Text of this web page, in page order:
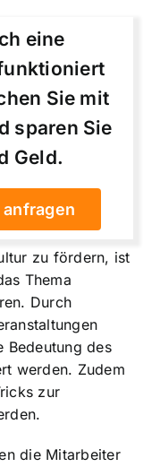
eine
Sie mit
sparen Sie
Geld.
zu fördern, ist
Thema
Durch
Bedeutung des
werden. Zudem
zur
die Mitarbeiter